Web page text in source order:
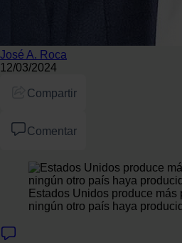
José A. Roca
12/03/2024
Compartir
Comentar
Estados Unidos produce más
ningún otro país haya